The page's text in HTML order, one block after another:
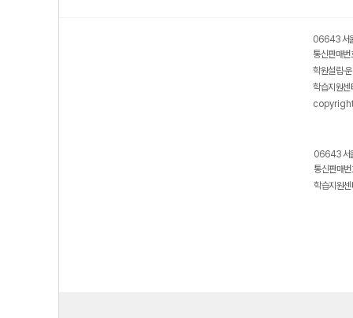
06643 서
통신판매
학원설립·
학습지원
06643 서
통신판매
학습지원